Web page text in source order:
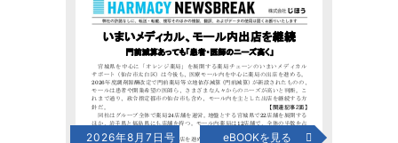
2026年8月7日号 eBOOKを見る